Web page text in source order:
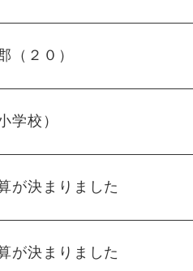
（２０）
学校）
が決まりました
が決まりました